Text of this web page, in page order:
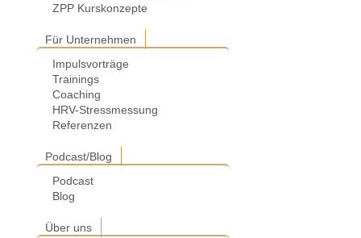
ZPP Kurskonzepte
Für Unternehmen
Impulsvorträge
Trainings
Coaching
HRV-Stressmessung
Referenzen
Podcast/Blog
Podcast
Blog
Über uns